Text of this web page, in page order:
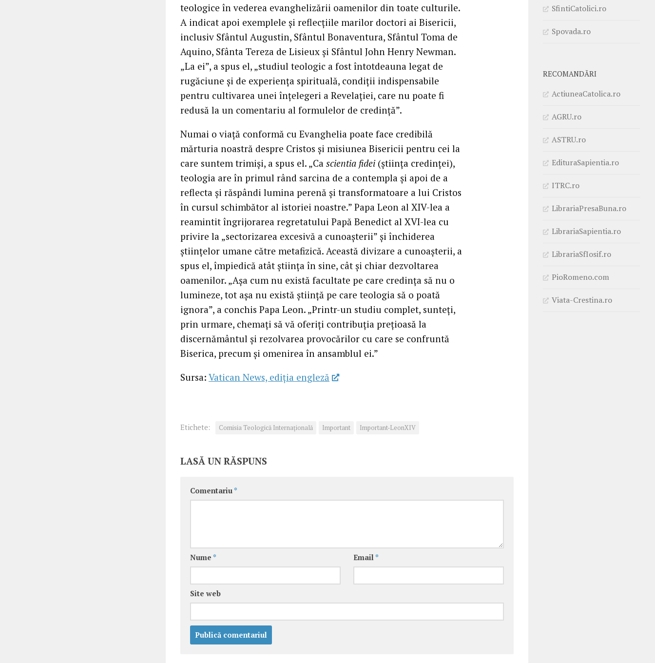
teologice în vederea evanghelizării oamenilor din toate culturile.
A indicat apoi exemplele și reflecțiile marilor doctori ai Bisericii,
inclusiv Sfântul Augustin, Sfântul Bonaventura, Sfântul Toma de
Aquino, Sfânta Tereza de Lisieux și Sfântul John Henry Newman.
„La ei”, a spus el, „studiul teologic a fost întotdeauna legat de
rugăciune și de experiența spirituală, condiții indispensabile
pentru cultivarea unei înțelegeri a Revelației, care nu poate fi
redusă la un comentariu al formulelor de credință”.
Numai o viață conformă cu Evanghelia poate face credibilă
mărturia noastră despre Cristos și misiunea Bisericii pentru cei la
care suntem trimiși, a spus el. „Ca scientia fidei (știința credinței),
teologia are în primul rând sarcina de a contempla și apoi de a
reflecta și răspândi lumina perenă și transformatoare a lui Cristos
în cursul schimbător al istoriei noastre.” Papa Leon al XIV-lea a
reamintit îngrijorarea regretatului Papă Benedict al XVI-lea cu
privire la „sectorizarea excesivă a cunoașterii” și închiderea
științelor umane către metafizică. Această divizare a cunoașterii, a
spus el, împiedică atât știința în sine, cât și chiar dezvoltarea
oamenilor. „Așa cum nu există facultate pe care credința să nu o
lumineze, tot așa nu există știință pe care teologia să o poată
ignora”, a conchis Papa Leon. „Printr-un studiu complet, sunteți,
prin urmare, chemați să vă oferiți contribuția prețioasă la
discernământul și rezolvarea provocărilor cu care se confruntă
Biserica, precum și omenirea în ansamblul ei.”
Sursa: Vatican News, ediția engleză
Etichete: Comisia Teologică Internațională Important Important-LeonXIV
LASĂ UN RĂSPUNS
Comentariu *
Nume * Email *
Site web
SfintiCatolici.ro
Spovada.ro
RECOMANDĂRI
ActiuneaCatolica.ro
AGRU.ro
ASTRU.ro
EdituraSapientia.ro
ITRC.ro
LibrariaPresaBuna.ro
LibrariaSapientia.ro
LibrariaSfIosif.ro
PioRomeno.com
Viata-Crestina.ro